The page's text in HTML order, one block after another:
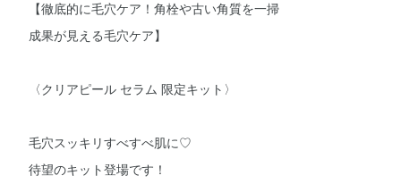
【徹底的に毛穴ケア！角栓や古い角質を一掃
成果が見える毛穴ケア】
〈クリアピール セラム 限定キット〉
毛穴スッキリすべすべ肌に♡
待望のキット登場です！